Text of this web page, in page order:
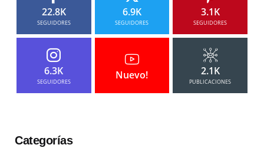
22.8K
SEGUIDORES
6.9K
SEGUIDORES
3.1K
SEGUIDORES
6.3K
SEGUIDORES
Nuevo! 2.1K
PUBLICACIONES
Categorías